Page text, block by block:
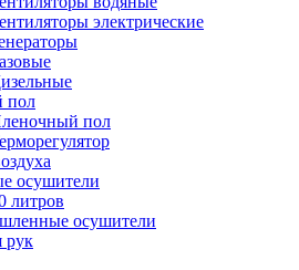
электрические
пол
пол
осушители
литров
осушители
рук